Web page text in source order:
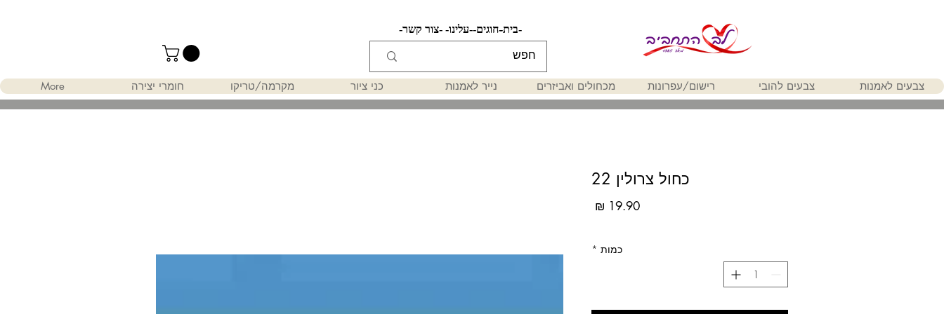
-צור קשר- -עלינו- -חוגים- -בית-
צבעים לאמנות צבעים להובי רישום/עפרונות מכחולים ואביזרים נייר לאמנות כני ציור מקרמה/טריקו חומרי יצירה More
כחול צרולין 22
כמות *